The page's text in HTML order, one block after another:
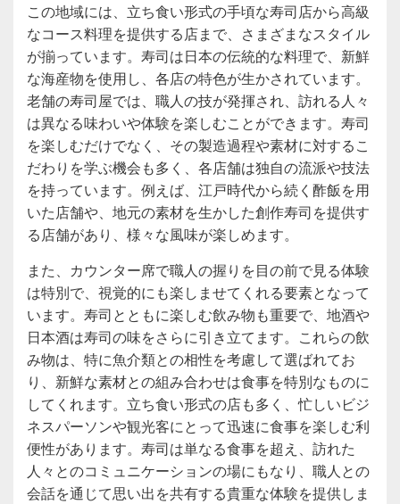
この地域には、立ち食い形式の手頃な寿司店から高級
なコース料理を提供する店まで、さまざまなスタイル
が揃っています。寿司は日本の伝統的な料理で、新鮮
な海産物を使用し、各店の特色が生かされています。
老舗の寿司屋では、職人の技が発揮され、訪れる人々
は異なる味わいや体験を楽しむことができます。寿司
を楽しむだけでなく、その製造過程や素材に対するこ
だわりを学ぶ機会も多く、各店舗は独自の流派や技法
を持っています。例えば、江戸時代から続く酢飯を用
いた店舗や、地元の素材を生かした創作寿司を提供す
る店舗があり、様々な風味が楽しめます。
また、カウンター席で職人の握りを目の前で見る体験
は特別で、視覚的にも楽しませてくれる要素となって
います。寿司とともに楽しむ飲み物も重要で、地酒や
日本酒は寿司の味をさらに引き立てます。これらの飲
み物は、特に魚介類との相性を考慮して選ばれてお
り、新鮮な素材との組み合わせは食事を特別なものに
してくれます。立ち食い形式の店も多く、忙しいビジ
ネスパーソンや観光客にとって迅速に食事を楽しむ利
便性があります。寿司は単なる食事を超え、訪れた
人々とのコミュニケーションの場にもなり、職人との
会話を通じて思い出を共有する貴重な体験を提供しま